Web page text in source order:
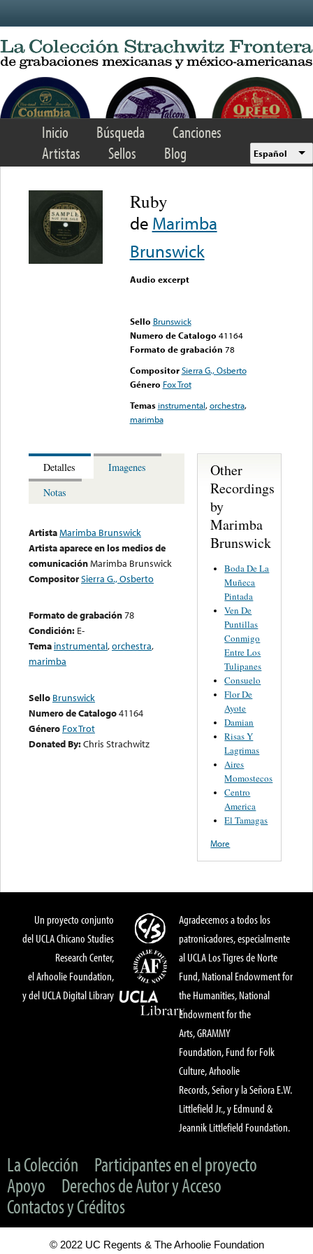
Inicio Búsqueda
Canciones
Artistas
Sellos Blog Español
Ruby
de Marimba
Brunswick
Audio excerpt
Sello Brunswick
Numero de Catalogo 41164
Formato de grabación 78
Compositor Sierra G., Osberto
Género Fox Trot
Temas instrumental,orchestra,
marimba
Detalles
Imagenes
Notas
ArtistaMarimba Brunswick
Artista aparece en los medios de
comunicaciónMarimba Brunswick
CompositorSierra G., Osberto
Formato de grabación78
Condición: E-
Tema instrumental,orchestra,
marimba
Sello Brunswick
Numero de Catalogo41164
Género Fox Trot
Donated By:Chris Strachwitz
Other
Recordings
by
Marimba
Brunswick
Boda De La
Muñeca
Pintada
Ven De
Puntillas
Conmigo
Entre Los
Tulipanes
Consuelo
Flor De
Ayote
Damian
Risas Y
Lagrimas
Aires
Momostecos
Centro
America
El Tamagas
More
Un proyecto conjunto
del UCLA Chicano Studies
Research Center,
el Arhoolie Foundation,
y del UCLA Digital Library
Agradecemos a todos los
patronicadores, especialmente
al UCLA Los Tigres de Norte
Fund, National Endowment for
the Humanities, National
Endowment for the
Arts, GRAMMY
Foundation, Fund for Folk
Culture, Arhoolie
Records, Señor y la Señora E.W.
Littlefield Jr., y Edmund &
Jeannik Littlefield Foundation.
La Colección
Participantes en el proyecto
Apoyo
Derechos de Autor y Acceso
Contactos y Créditos
© 2022 UC Regents & The Arhoolie Foundation